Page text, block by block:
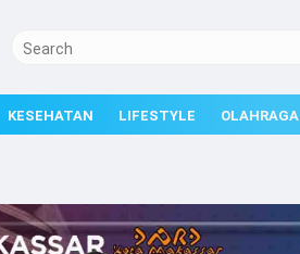
KESEHATAN LIFESTYLE OLAHRAGA